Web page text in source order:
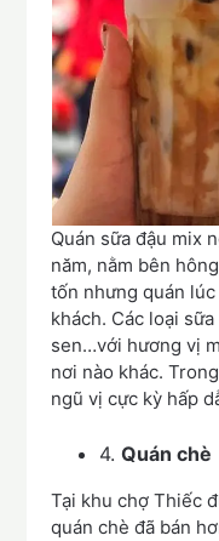
Quán sữa đậu mix
năm, nằm bên
tốn nhưng quán
khách. Các loại
sen…với hương vị
nơi nào khác.
ngũ vị cực kỳ hấp
4.Quán chè
Tại khu chợ Thiếc
quán chè đã bán